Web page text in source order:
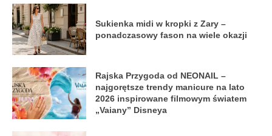
Sukienka midi w kropki z Zary –
ponadczasowy fason na wiele okazji
Rajska Przygoda od NEONAIL –
najgorętsze trendy manicure na lato
2026 inspirowane filmowym światem
„Vaiany” Disneya